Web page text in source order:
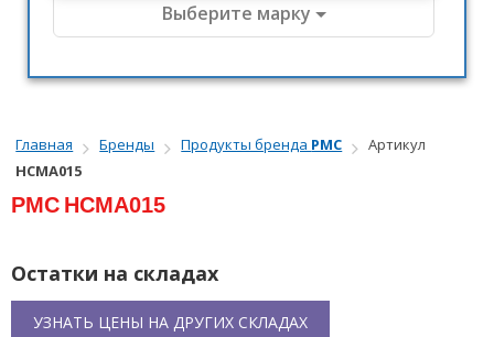
Выберите марку
Главная Бренды Продукты бренда PMC
Артикул
HCMA015
PMC HCMA015
Остатки на складах
УЗНАТЬ ЦЕНЫ НА ДРУГИХ СКЛАДАХ